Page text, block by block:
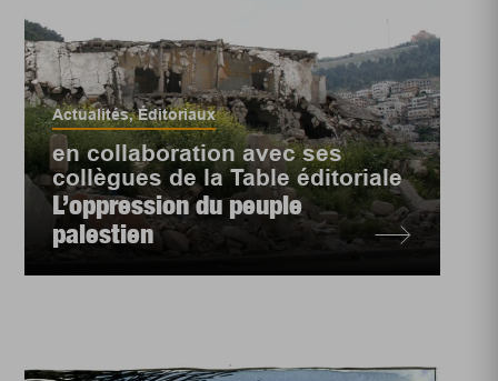
Actualités,Éditoriaux
en collaboration avec ses
collègues de la Table éditoriale
L’oppression du peuple
palestien